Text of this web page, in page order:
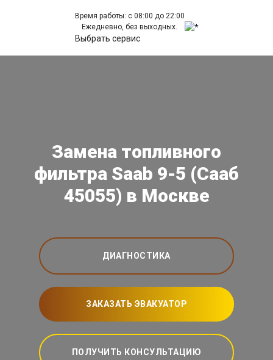
Время работы: с 08:00 до 22:00
Ежедневно, без выходных.
Выбрать сервис
Замена топливного
фильтра Saab 9-5 (Сааб
45055) в Москве
ДИАГНОСТИКА
ЗАКАЗАТЬ ЭВАКУАТОР
ПОЛУЧИТЬ КОНСУЛЬТАЦИЮ